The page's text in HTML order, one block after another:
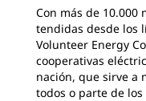
Con más de 10.000
tendidas desde los
Volunteer Energy
cooperativas
nación, que sirve a
todos o parte de los